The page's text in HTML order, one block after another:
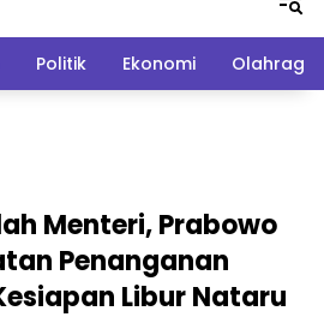
Politik Ekonomi Olahraga
Menteri, Prabowo
Penanganan
Libur Nataru